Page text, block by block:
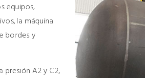
equipos,
la máquina
bordes y
presión A2 y C2,